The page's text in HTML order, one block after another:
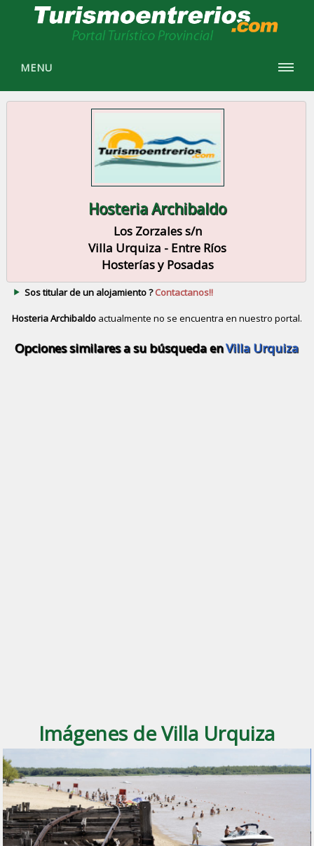
MENU
Hosteria Archibaldo
Los Zorzales s/n
Villa Urquiza - Entre Ríos
Hosterías y Posadas
Sos titular de un alojamiento ?Contactanos!!
Hosteria Archibaldoactualmente no se encuentra en nuestro portal.
Opciones similares a su búsqueda enVilla Urquiza
Imágenes de Villa Urquiza